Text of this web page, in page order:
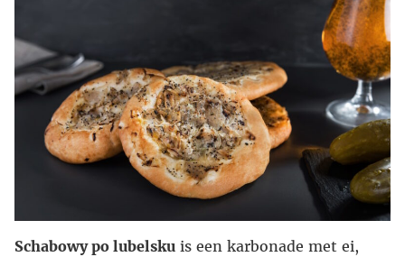
Schabowy po lubelsku is een karbonade met ei,